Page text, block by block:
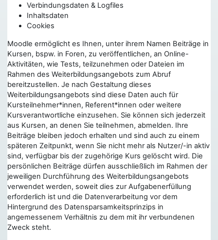
Verbindungsdaten & Logfiles
Inhaltsdaten
Cookies
Moodle ermöglicht es Ihnen, unter ihrem Namen Beiträge in
Kursen, bspw. in Foren, zu veröffentlichen, an Online-
Aktivitäten, wie Tests, teilzunehmen oder Dateien im
Rahmen des Weiterbildungsangebots zum Abruf
bereitzustellen. Je nach Gestaltung dieses
Weiterbildungsangebots sind diese Daten auch für
Kursteilnehmer*innen, Referent*innen oder weitere
Kursverantwortliche einzusehen. Sie können sich jederzeit
aus Kursen, an denen Sie teilnehmen, abmelden. Ihre
Beiträge bleiben jedoch erhalten und sind auch zu einem
späteren Zeitpunkt, wenn Sie nicht mehr als Nutzer/-in aktiv
sind, verfügbar bis der zugehörige Kurs gelöscht wird. Die
persönlichen Beiträge dürfen ausschließlich im Rahmen der
jeweiligen Durchführung des Weiterbildungsangebots
verwendet werden, soweit dies zur Aufgabenerfüllung
erforderlich ist und die Datenverarbeitung vor dem
Hintergrund des Datensparsamkeitsprinzips in
angemessenem Verhältnis zu dem mit ihr verbundenen
Zweck steht.